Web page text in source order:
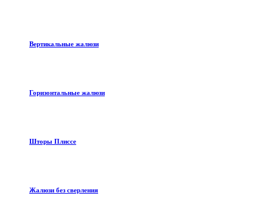
Вертикальные жалюзи
Горизонтальные жалюзи
Шторы Плиссе
Жалюзи без сверления